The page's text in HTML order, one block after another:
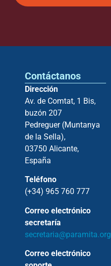
Contáctanos
Dirección
Av. de Comtat, 1 Bis,
buzón 207
Pedreguer (Muntanya
de la Sella),
03750 Alicante,
España
Teléfono
(+34) 965 760 777
Correo electrónico
secretaría
secretaria@paramita.org
Correo electrónico